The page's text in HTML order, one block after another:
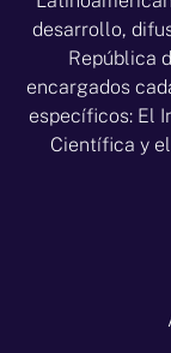
desarrollo,
República
encargados
específicos: El
Científica y